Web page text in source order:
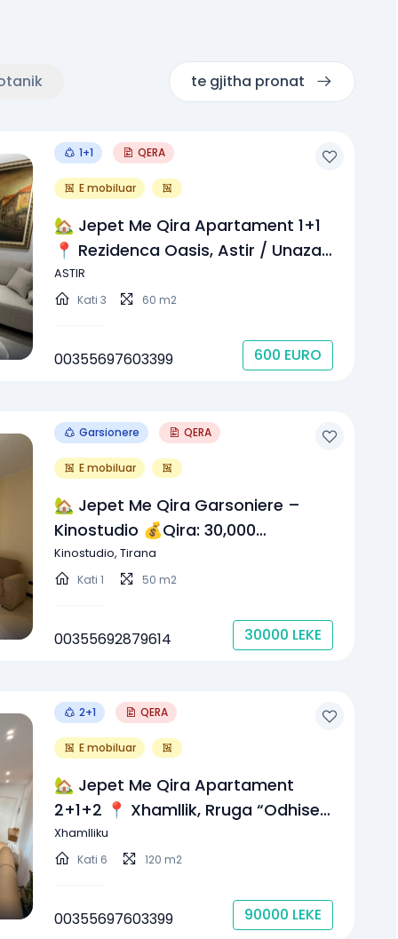
te gjitha pronat
1+1 QERA
E mobiluar
🏡 Jepet Me Qira Apartament 1+1
📍 Rezidenca Oasis, Astir / Unaza
E Re💰 Qira: 600 € / Muaj (i
Diskutueshëm)
ASTIR
Kati 3 60 m2
00355697603399 600 EURO
Garsionere QERA
E mobiluar
🏡 Jepet Me Qira Garsoniere –
Kinostudio 💰Qira: 30,000
Lekë/muaj (çmim I
Padiskutueshëm)
Kinostudio, Tirana
Kati 1 50 m2
00355692879614 30000 LEKE
2+1 QERA
E mobiluar
🏡 Jepet Me Qira Apartament
2+1+2 📍 Xhamllik, Rruga “Odhise
Paskali”, Tiranë💰 Çmimi: 90,000
Lekë/muaj 🚗 Parkim Opsional:
Xhamlliku
Kati 6 120 m2
00355697603399 90000 LEKE